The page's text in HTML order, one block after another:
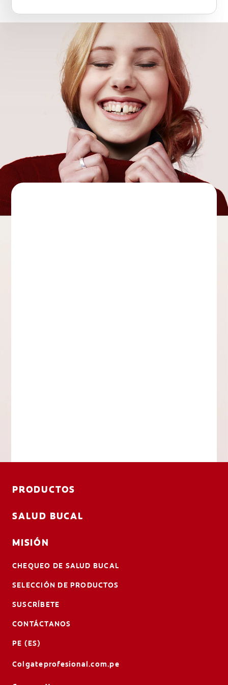
PRODUCTOS
SALUD BUCAL
MISIÓN
CHEQUEO DE SALUD BUCAL
SELECCIÓN DE PRODUCTOS
SUSCRÍBETE
CONTÁCTANOS
PE (ES)
Colgateprofesional.com.pe